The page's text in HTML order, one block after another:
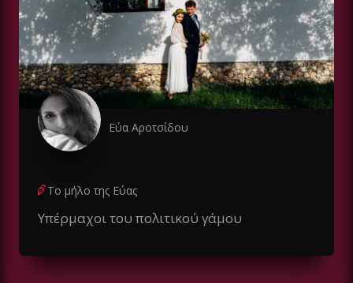
Εύα Αροτσίδου
Το μήλο της Εύας
Υπέρμαχοι του πολιτικού γάμου